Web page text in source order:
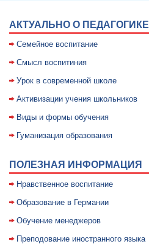
АКТУАЛЬНО О ПЕДАГОГИКЕ
Семейное воспитание
Смысл воспитиния
Уpок в совpеменной школе
Активизации учения школьников
Виды и формы обучения
Гуманизация образования
ПОЛЕЗНАЯ ИНФОРМАЦИЯ
Нравственное воспитание
Образование в Германии
Обучение менеджеров
Преподование иностранного языка